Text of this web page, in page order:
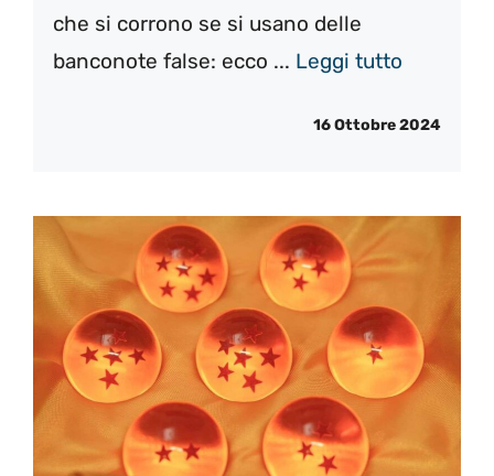
che si corrono se si usano delle
banconote false: ecco ... Leggi tutto
16 Ottobre 2024